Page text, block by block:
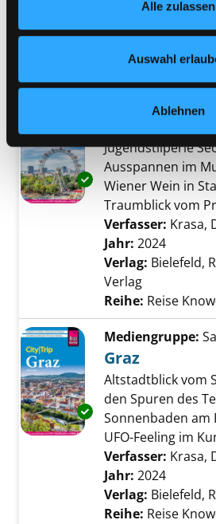
jederzeit widerrufen und Ihre
Nähere Informationen finden Sie in
Alle zulassen
Auswahl
Ablehnen
Verfasser:
Jahr:2024
Reihe:Happy time
Exemplar-Details von
Mediengruppe:
Jugendstilperle
Ausspannen im
Wiener Wein in
Traumblick vom
Verfasser: Krasa,
Jahr: 2024
Verlag: Bielefeld,
Verlag
Reihe: Reise
Exemplar-Details von
Mediengruppe:
Graz
Altstadtblick vom
den Spuren des
Sonnenbaden am
UFO-Feeling im
Verfasser: Krasa,
Jahr: 2024
Verlag: Bielefeld,
Reihe: Reise